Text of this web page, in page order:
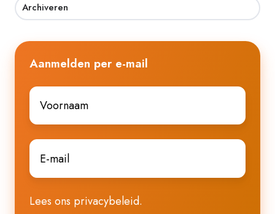
Archiveren
Aanmelden per e-mail
Voornaam
E-
mail*
Lees ons privacybeleid.